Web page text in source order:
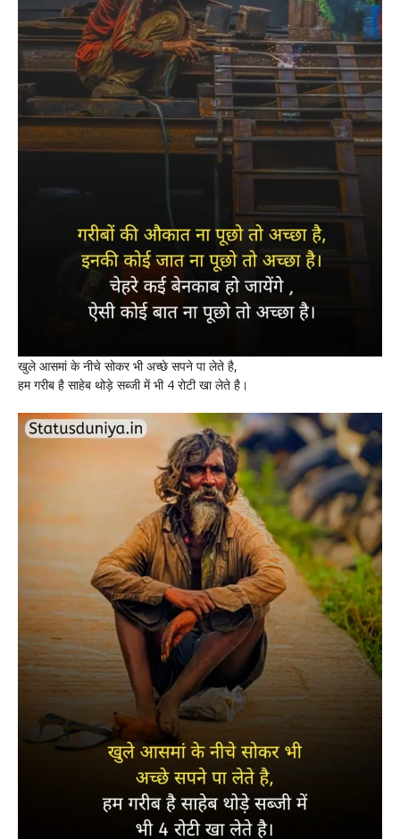
खुले आसमां के नीचे सोकर भी अच्छे सपने पा लेते है,
हम गरीब है साहेब थोड़े सब्जी में भी 4 रोटी खा लेते है।